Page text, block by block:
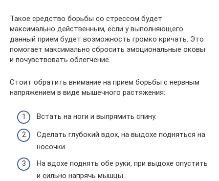
Такое средство борьбы со стрессом будет
максимально действенным, если у выполняющего
данный прием будет возможность громко кричать. Это
помогает максимально сбросить эмоциональные оковы
и почувствовать облегчение.
Стоит обратить внимание на прием борьбы с нервным
напряжением в виде мышечного растяжения:
Встать на ноги и выпрямить спину.
Сделать глубокий вдох, на выдохе подняться на
носочки.
На вдохе поднять обе руки, при выдохе опустить
и сильно напрячь мышцы.